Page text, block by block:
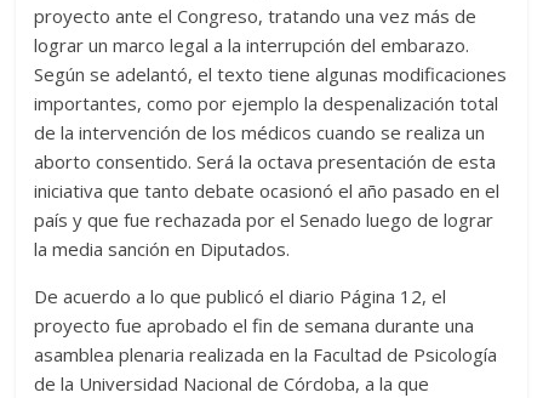
proyecto ante el Congreso, tratando una vez más de
lograr un marco legal a la interrupción del embarazo.
Según se adelantó, el texto tiene algunas modificaciones
importantes, como por ejemplo la despenalización total
de la intervención de los médicos cuando se realiza un
aborto consentido. Será la octava presentación de esta
iniciativa que tanto debate ocasionó el año pasado en el
país y que fue rechazada por el Senado luego de lograr
la media sanción en Diputados.
De acuerdo a lo que publicó el diario Página 12, el
proyecto fue aprobado el fin de semana durante una
asamblea plenaria realizada en la Facultad de Psicología
de la Universidad Nacional de Córdoba, a la que